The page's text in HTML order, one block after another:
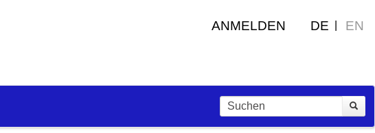
ANMELDEN DE EN